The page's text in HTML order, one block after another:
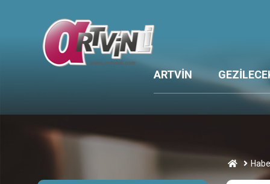
ARTVİN